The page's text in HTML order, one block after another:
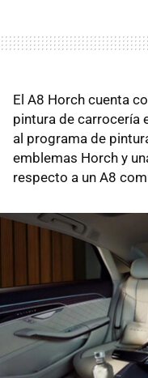
El A8 Horch cuenta
pintura de carrocería
al programa de
emblemas Horch y
respecto a un A8